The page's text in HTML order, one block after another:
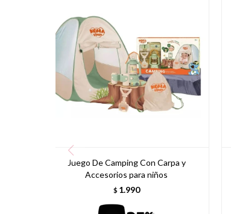
Juego De Camping Con Carpa y
Accesorios para niños
$ 1.990